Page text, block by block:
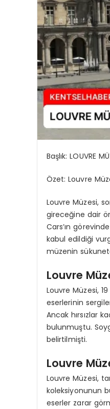
Başlık: LOUVRE
Özet: Louvre
Louvre Müzesi,
gireceğine dair
Cars’ın
kabul edildiği
müzenin
Louvre
Louvre Müzesi,
eserlerinin
Ancak hırsızlar
bulunmuştu.
belirtilmişti.
Louvre
Louvre Müzesi,
koleksiyonunun
eserler zarar